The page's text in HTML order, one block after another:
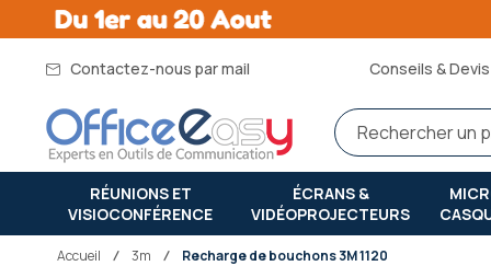
Contactez-nous par mail Conseils &
RÉUNIONS ET
VISIOCONFÉRENCE
ÉCRANS &
VIDÉOPROJECTEURS
Accueil 3m Recharge de bouchons 3M 1120